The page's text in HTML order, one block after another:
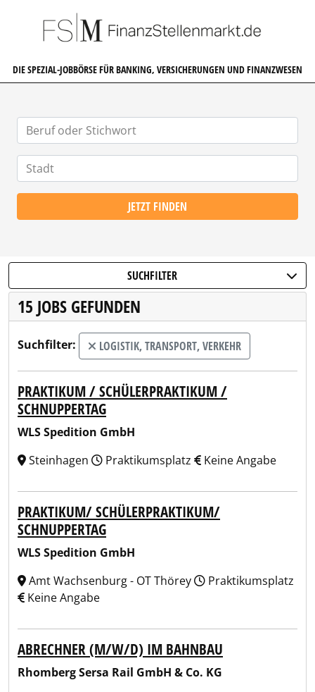
DIE SPEZIAL-JOBBÖRSE FÜR BANKING, VERSICHERUNGEN UND FINANZWESEN
JETZT FINDEN
SUCHFILTER
15 JOBS GEFUNDEN
Suchfilter: LOGISTIK, TRANSPORT, VERKEHR
PRAKTIKUM / SCHÜLERPRAKTIKUM /
SCHNUPPERTAG
WLS Spedition GmbH
Steinhagen
Praktikumsplatz Keine Angabe
PRAKTIKUM/ SCHÜLERPRAKTIKUM/
SCHNUPPERTAG
WLS Spedition GmbH
Amt Wachsenburg - OT Thörey
Praktikumsplatz
Keine Angabe
ABRECHNER (M/W/D) IM BAHNBAU
Rhomberg Sersa Rail GmbH & Co. KG